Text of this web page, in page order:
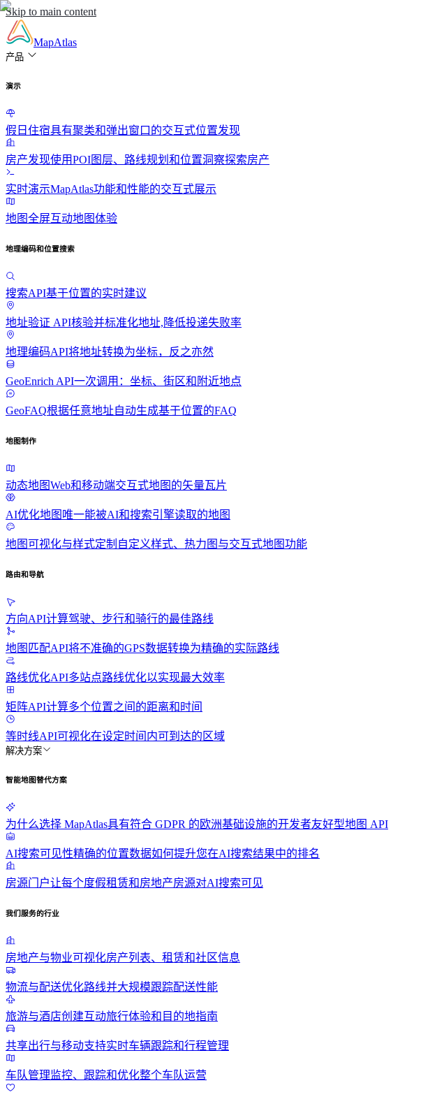
Skip to main content
MapAtlas
产品
演示
假日住宿具有聚类和弹出窗口的交互式位置发现
房产发现使用POI图层、路线规划和位置洞察探索房产
实时演示MapAtlas功能和性能的交互式展示
地图全屏互动地图体验
地理编码和位置搜索
搜索API基于位置的实时建议
地址验证 API核验并标准化地址,降低投递失败率
地理编码API将地址转换为坐标，反之亦然
GeoEnrich API一次调用：坐标、街区和附近地点
GeoFAQ根据任意地址自动生成基于位置的FAQ
地图制作
动态地图Web和移动端交互式地图的矢量瓦片
AI优化地图 唯一能被AI和搜索引擎读取的地图
地图可视化与样式定制 自定义样式、热力图与交互式地图功能
路由和导航
方向API计算驾驶、步行和骑行的最佳路线
地图匹配API将不准确的GPS数据转换为精确的实际路线
路线优化API多站点路线优化以实现最大效率
矩阵API计算多个位置之间的距离和时间
等时线API可视化在设定时间内可到达的区域
解决方案
智能地图替代方案
为什么选择 MapAtlas具有符合 GDPR 的欧洲基础设施的开发者友好型地图 API
AI搜索可见性精确的位置数据如何提升您在AI搜索结果中的排名
房源门户让每个度假租赁和房地产房源对AI搜索可见
我们服务的行业
房地产与物业可视化房产列表、租赁和社区信息
物流与配送优化路线并大规模跟踪配送性能
旅游与酒店创建互动旅行体验和目的地指南
共享出行与移动支持实时车辆跟踪和行程管理
车队管理监控、跟踪和优化整个车队运营